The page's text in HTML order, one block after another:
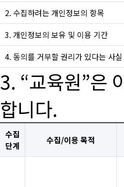
2. 수집하려는 개인정보의 항목
3. 개인정보의 보유 및 이용 기간
4. 동의를 거부할 권리가 있다는 사
3. “교육원”은
합니다.
수집
단계
수집/이용 목적